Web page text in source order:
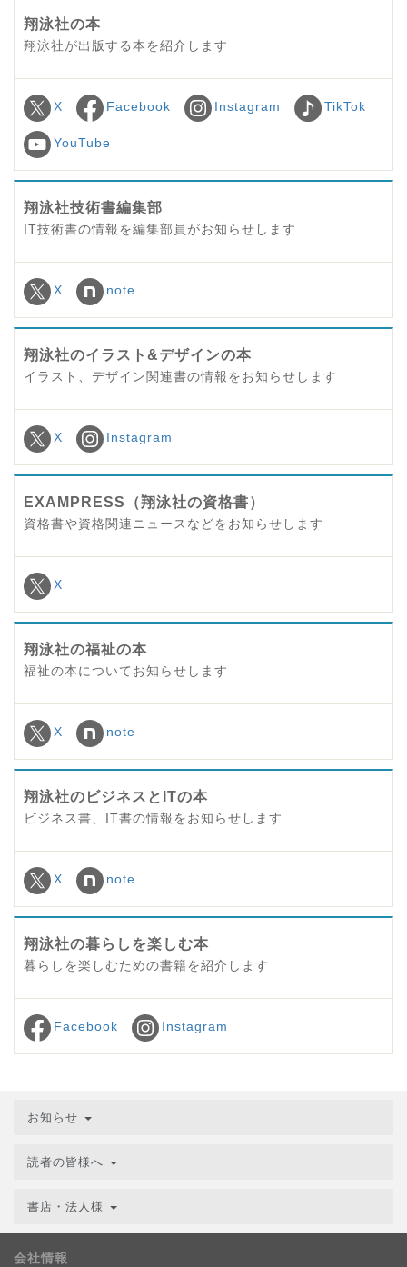
翔泳社の本
翔泳社が出版する本を紹介します
X Facebook Instagram TikTok
YouTube
翔泳社技術書編集部
IT技術書の情報を編集部員がお知らせします
X note
翔泳社のイラスト&デザインの本
イラスト、デザイン関連書の情報をお知らせします
X Instagram
EXAMPRESS（翔泳社の資格書）
資格書や資格関連ニュースなどをお知らせします
X
翔泳社の福祉の本
福祉の本についてお知らせします
X note
翔泳社のビジネスとITの本
ビジネス書、IT書の情報をお知らせします
X note
翔泳社の暮らしを楽しむ本
暮らしを楽しむための書籍を紹介します
Facebook Instagram
お知らせ
読者の皆様へ
書店・法人様
会社情報